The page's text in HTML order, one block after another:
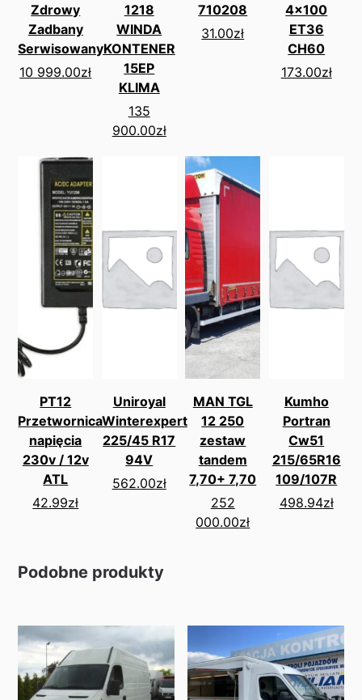
Zdrowy
Zadbany
Serwisowany
10 999.00zł
1218
WINDA
KONTENER
15EP
KLIMA
135
900.00zł
710208
31.00zł
4x100
ET36
CH60
173.00zł
PT12
Przetwornica
napięcia
230v / 12v
ATL
42.99zł
Uniroyal
Winterexpert
225/45 R17
94V
562.00zł
MAN TGL
12 250
zestaw
tandem
7,70+ 7,70
252
000.00zł
Kumho
Portran
Cw51
215/65R16
109/107R
498.94zł
Podobne produkty